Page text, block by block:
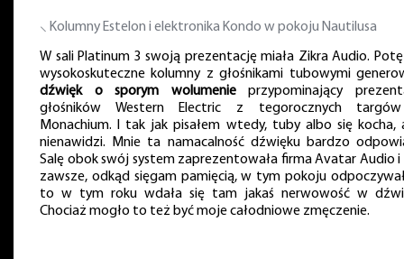
⸜ Kolumny Estelon i elektronika Kondo w pokoju Nautilusa
W sali Platinum 3 swoją prezentację miała Zikra Audio.
wysokoskuteczne kolumny z głośnikami tubowymi
dźwięk o sporym wolumenieprzypominający
głośników Western Electric z tegorocznych
Monachium. I tak jak pisałem wtedy, tuby albo się kocha,
nienawidzi. Mnie ta namacalność dźwięku bardzo
Salę obok swój system zaprezentowała firma Avatar Audio i
zawsze, odkąd sięgam pamięcią, w tym pokoju
to w tym roku wdała się tam jakaś nerwowość w
Chociaż mogło to też być moje całodniowe zmęczenie.